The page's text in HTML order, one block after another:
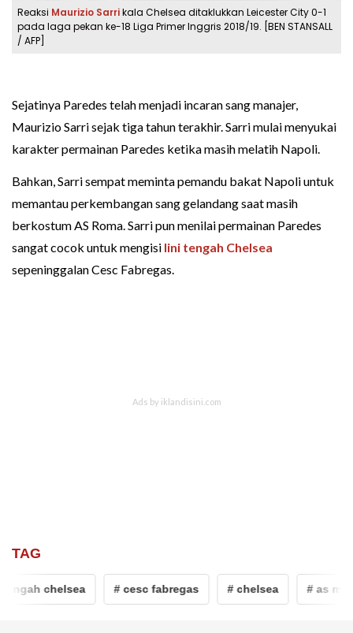
Reaksi Maurizio Sarrikala Chelsea ditaklukkan Leicester City 0-1
pada laga pekan ke-18 Liga Primer Inggris 2018/19. [BEN STANSALL
/ AFP]
Sejatinya Paredes telah menjadi incaran sang manajer,
Maurizio Sarri sejak tiga tahun terakhir. Sarri mulai menyukai
karakter permainan Paredes ketika masih melatih Napoli.
Bahkan, Sarri sempat meminta pemandu bakat Napoli untuk
memantau perkembangan sang gelandang saat masih
berkostum AS Roma. Sarri pun menilai permainan Paredes
sangat cocok untuk mengisi lini tengah Chelsea
sepeninggalan Cesc Fabregas.
TAG
chelsea # cesc fabregas # chelsea # as